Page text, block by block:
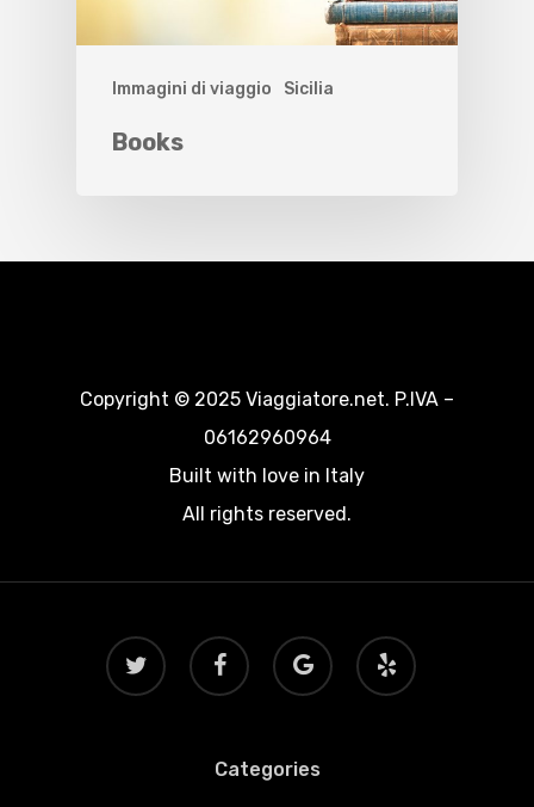
Immagini di viaggio Sicilia
Books
Copyright © 2025 Viaggiatore.net. P.IVA –
06162960964
Built with love in Italy
All rights reserved.
twitter facebook
google-
plus
yelp
Categories